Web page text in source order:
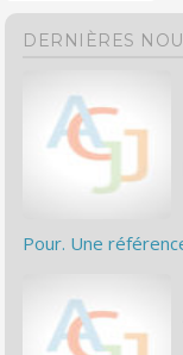
DERNIÈRES
Pour. Une